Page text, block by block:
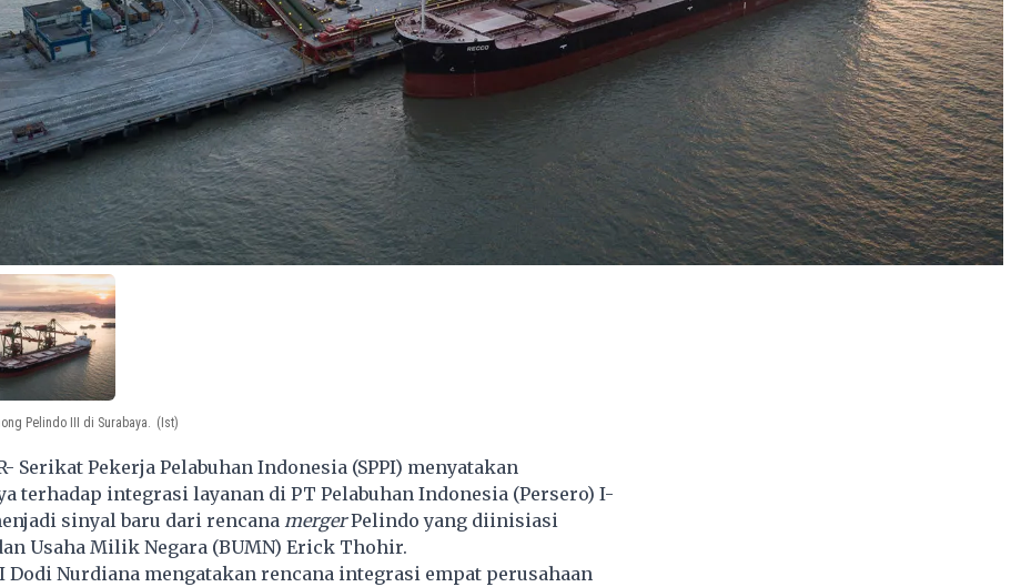
Pelindo III di Surabaya. (Ist)
Serikat Pekerja Pelabuhan Indonesia (SPPI) menyatakan
terhadap integrasi layanan di PT Pelabuhan Indonesia (Persero) I-
sinyal baru dari rencana mergerPelindo yang diinisiasi
Usaha Milik Negara (BUMN) Erick Thohir.
Dodi Nurdiana mengatakan rencana integrasi empat perusahaan